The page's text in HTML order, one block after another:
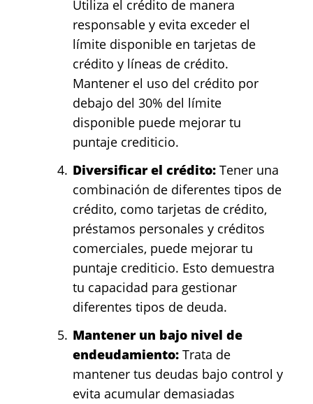
Utiliza el crédito de manera
responsable y evita exceder el
límite disponible en tarjetas de
crédito y líneas de crédito.
Mantener el uso del crédito por
debajo del 30% del límite
disponible puede mejorar tu
puntaje crediticio.
Diversificar el crédito: Tener una
combinación de diferentes tipos de
crédito, como tarjetas de crédito,
préstamos personales y créditos
comerciales, puede mejorar tu
puntaje crediticio. Esto demuestra
tu capacidad para gestionar
diferentes tipos de deuda.
Mantener un bajo nivel de
endeudamiento: Trata de
mantener tus deudas bajo control y
evita acumular demasiadas